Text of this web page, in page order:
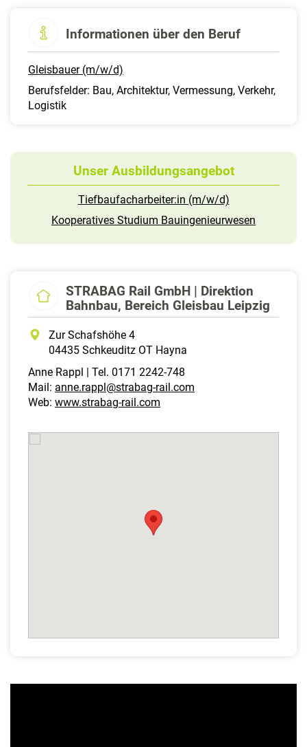
Informationen über den Beruf
Gleisbauer (m/w/d)
Berufsfelder: Bau, Architektur, Vermessung, Verkehr,
Logistik
Unser Ausbildungsangebot
Tiefbaufacharbeiter:in (m/w/d)
Kooperatives Studium Bauingenieurwesen
STRABAG Rail GmbH | Direktion
Bahnbau, Bereich Gleisbau Leipzig
Zur Schafshöhe 4
04435 Schkeuditz OT Hayna
Anne Rappl | Tel. 0171 2242-748​
Mail: anne.rappl@strabag-rail.com
Web: www.strabag-rail.com